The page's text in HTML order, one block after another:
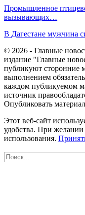
Промышленное
вызывающих…
В Дагестане мужчина
© 2026 - Главные
издание "Главные
публикуют сторонние
выполнением
каждом публикуемом
источник
Опубликовать
Этот веб-сайт
удобства. При желании
использования.